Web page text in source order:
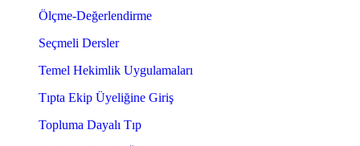
Ölçme-Değerlendirme
Seçmeli Dersler
Temel Hekimlik Uygulamaları
Tıpta Ekip Üyeliğine Giriş
Topluma Dayalı Tıp